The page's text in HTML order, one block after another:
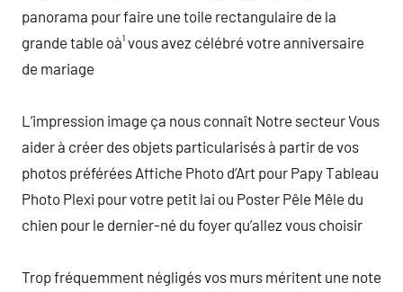
panorama pour faire une toile rectangulaire de la
grande table oà¹ vous avez célébré votre anniversaire
de mariage
L’impression image ça nous connaît Notre secteur Vous
aider à créer des objets particularisés à partir de vos
photos préférées Affiche Photo d’Art pour Papy Tableau
Photo Plexi pour votre petit lai ou Poster Pêle Mêle du
chien pour le dernier-né du foyer qu’allez vous choisir
Trop fréquemment négligés vos murs méritent une note